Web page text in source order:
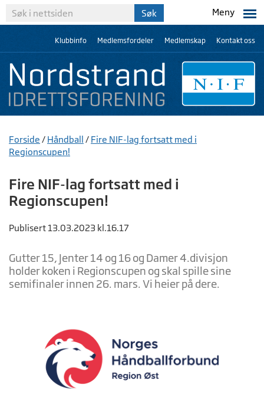
Meny
Klubbinfo Medlemsfordeler Medlemskap Kontakt oss
Forside / Håndball / Fire NIF-lag fortsatt med i
Regionscupen!
Fire NIF-lag fortsatt med i
Regionscupen!
Publisert 13.03.2023 kl.16.17
Gutter 15, Jenter 14 og 16 og Damer 4.divisjon
holder koken i Regionscupen og skal spille sine
semifinaler innen 26. mars. Vi heier på dere.